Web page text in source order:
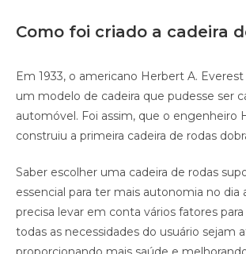
Como foi criado a cadeira
Em 1933, o americano Herbert A.
um modelo de cadeira que pudesse ser
automóvel. Foi assim, que o engenheiro
construiu a primeira cadeira de rodas
Saber escolher uma cadeira de rodas
essencial para ter mais autonomia no dia
precisa levar em conta vários fatores
todas as necessidades do usuário sejam